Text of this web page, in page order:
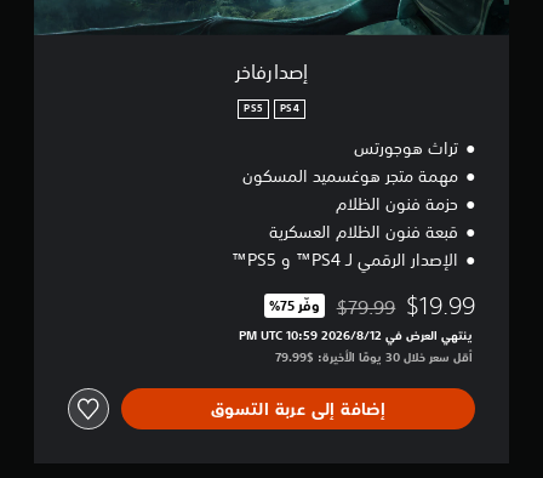
إصدارفاخر
PS4
PS5
تراث هوجورتس
مهمة متجر هوغسميد المسكون
حزمة فنون الظلام
قبعة فنون الظلام العسكرية
الإصدار الرقمي لـ PS4™ و PS5™
$19.99 مخصوم من السعر الأصلي البالغ $79.99‏
$79.99 وفّر 75%‏
ينتهي العرض في 12‏/8‏/2026 10:59 PM UTC‏
أقل سعر خلال 30 يومًا الأخيرة: $79.99‏
إضافة إلى عربة التسوق